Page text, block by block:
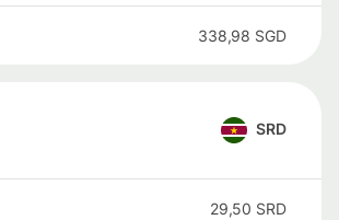
338,98 SGD
SRD
29,50 SRD